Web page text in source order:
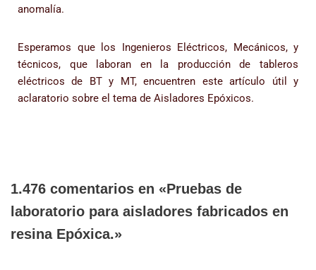
anomalía.
Esperamos que los Ingenieros Eléctricos, Mecánicos, y
técnicos, que laboran en la producción de tableros
eléctricos de BT y MT, encuentren este artículo útil y
aclaratorio sobre el tema de Aisladores Epóxicos.
1.476 comentarios en «Pruebas de
laboratorio para aisladores fabricados en
resina Epóxica.»